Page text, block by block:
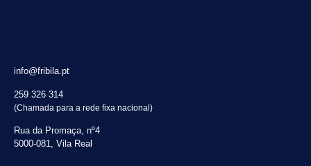
info@fribila.pt
259 326 314
(Chamada para a rede fixa nacional)
Rua da Promaça, nº4
5000-081, Vila Real